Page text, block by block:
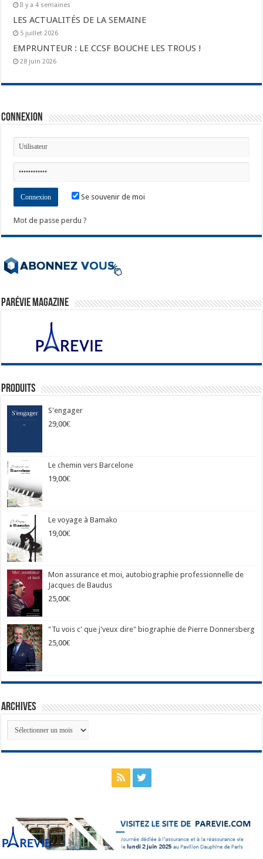
Il y a 4 semaines
LES ACTUALITÉS DE LA SEMAINE
5 juillet 2026
EMPRUNTEUR : LE CCSF BOUCHE LES TROUS !
28 juin 2026
Connexion
Se souvenir de moi
Mot de passe perdu ?
ParéVie Magazine
Produits
S'engager
29,00€
Le chemin vers Barcelone
19,00€
Le voyage à Bamako
19,00€
Mon assurance et moi, autobiographie professionnelle de
Jacques de Baudus
25,00€
"Tu vois c' que j'veux dire" biographie de Pierre Donnersberg
25,00€
Archives
Archives